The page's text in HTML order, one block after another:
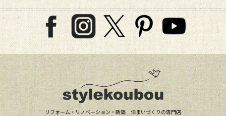
リフォーム・リノベーション・新築 住まいづくりの専門店